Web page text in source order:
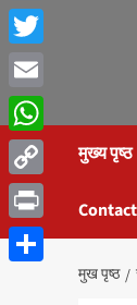
मुख्य पृष्ठ
मुख पृष्ठ
Facebook
Twitter
Email
WhatsApp
Copy
Link
Print